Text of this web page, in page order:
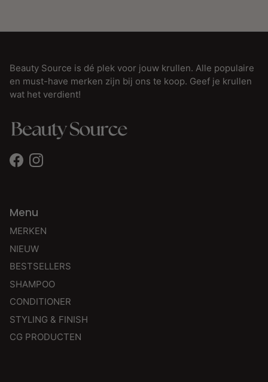
Beauty Source is dé plek voor jouw krullen. Alle populaire
en must-have merken zijn bij ons te koop. Geef je krullen
wat het verdient!
FacebookInstagram
Menu
MERKEN
NIEUW
BESTSELLERS
SHAMPOO
CONDITIONER
STYLING & FINISH
CG PRODUCTEN